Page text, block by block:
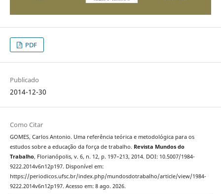
PDF
Publicado
2014-12-30
Como Citar
GOMES, Carlos Antonio. Uma referência teórica e metodológica para os
estudos sobre a educação da força de trabalho. Revista Mundos do
Trabalho, Florianópolis, v. 6, n. 12, p. 197–213, 2014. DOI: 10.5007/1984-
9222.2014v6n12p197. Disponível em:
https://periodicos.ufsc.br/index.php/mundosdotrabalho/article/view/1984-
9222.2014v6n12p197. Acesso em: 8 ago. 2026.